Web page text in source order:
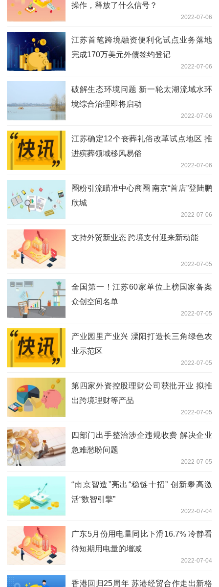
操作，释放了什么信号？
2022-07-06
江苏首笔跨境融资便利化试点业务落地
完成170万美元外债签约登记
2022-07-06
破解生态环境问题 新一轮太湖流域水环
境综合治理即将启动
2022-07-06
江苏确定12个丧葬礼俗改革试点地区 推
进殡葬领域移风易俗
2022-07-06
圈粉引流瞄准中心商圈 南京“首店”登陆鹏
欣城
2022-07-06
支持外贸新业态 跨境支付迎来新动能
2022-07-05
全国第一！江苏60家单位上榜国家备案
众创空间名单
2022-07-05
产业园里产业兴 溧阳打造长三角绿色农
业示范区
2022-07-05
第四家外资控股理财公司获批开业 拟推
出跨境理财等产品
2022-07-05
四部门出手整治涉企违规收费 解决企业
急难愁盼问题
2022-07-05
“南京智造”亮出“稳链十招” 创新攀高激
活“数智引擎”
2022-07-04
广东5月份用电量同比下滑16.7% 冷静看
待短期用电量的增减
2022-07-04
香港回归25周年 苏港经贸合作走出新格